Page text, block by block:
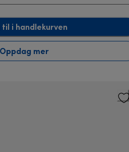
til i handlekurven
Oppdag mer